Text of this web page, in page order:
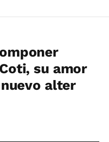
su amor
alter